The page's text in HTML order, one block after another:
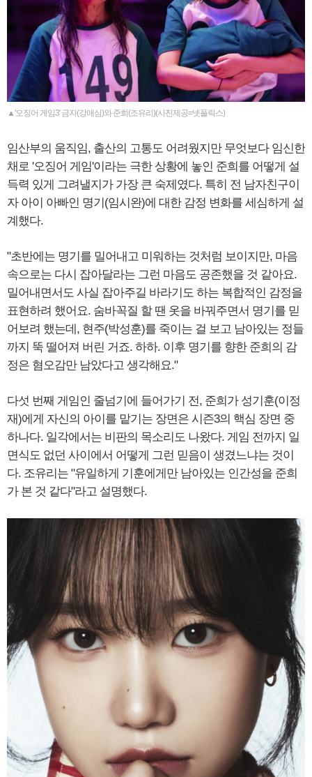
▲'오징어 게임3' 금자(강애심)와 준희(조유리)(사진제공=넷플릭스)
임산부의 움직임, 출산의 고통도 어려웠지만 무엇보다 임신한
채로 '오징어 게임'이라는 극한 상황에 놓인 준희를 어떻게 설
득력 있게 그려낼지가 가장 큰 숙제였다. 특히 전 남자친구이
자 아이 아빠인 명기(임시완)에 대한 감정 변화를 세심하게 설
계했다.
"초반에는 명기를 밀어내고 미워하는 것처럼 보이지만, 마음
속으로는 다시 잡아달라는 그런 마음도 공존했을 것 같아요.
밀어내면서도 사실 잡아주길 바라기도 하는 복합적인 감정을
표현하려 했어요. 숨바꼭질 할 땐 옷을 바꿔주면서 명기를 믿
어보려 했는데, 현주(박성훈)를 죽이는 걸 보고 남아있는 정들
까지 뚝 떨어져 버린 거죠. 하하. 이후 명기를 향한 준희의 감
정은 혐오감만 남았다고 생각해요."
다섯 번째 게임인 줄넘기에 들어가기 전, 준희가 성기훈(이정
재)에게 자신의 아이를 맡기는 장면은 시즌3의 핵심 장면 중
하나다. 일각에서는 비판의 목소리도 나왔다. 게임 전까지 일
면식도 없던 사이에서 어떻게 그런 믿음이 생겼느냐는 것이
다. 조유리는 "유일하게 기훈에게만 남아있는 인간성을 준희
가 본 것 같다"라고 설명했다.